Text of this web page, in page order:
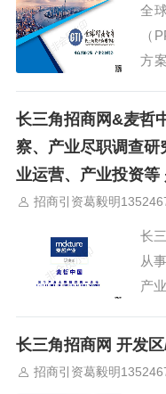
全
（
方
遇
一
间
平
长三角招商网&麦哲
察、产业尽职调查
业运营、产业投资
招商引资葛毅明
长
从
产
程
长三角招商网 开发
招商引资葛毅明